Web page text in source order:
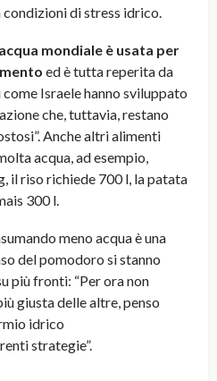
di stress idrico.
mondiale è usata per
ed è tutta reperita da
Israele hanno sviluppato
che, tuttavia, restano
Anche altri alimenti
acqua, ad esempio,
il riso richiede 700 l, la patata
300 l.
meno acqua è una
del pomodoro si stanno
più fronti: “Per ora non
giusta delle altre, penso
idrico
strategie”.